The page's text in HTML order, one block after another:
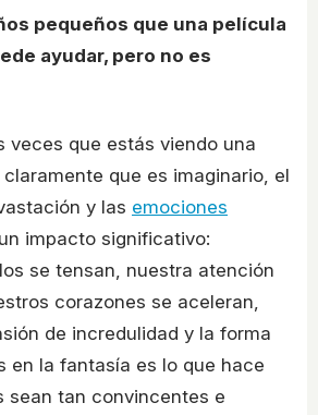
pequeños que una película
ayudar, pero no es
veces que estás viendo una
que es imaginario, el
y las emociones
impacto significativo:
se tensan, nuestra atención
corazones se aceleran,
de incredulidad y la forma
en la fantasía es lo que hace
sean tan convincentes e